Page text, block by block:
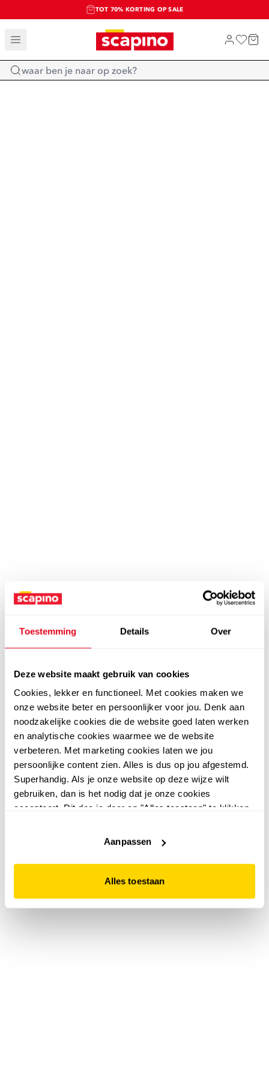
Toestemming Details Over
Deze website maakt gebruik van cookies
Cookies, lekker en functioneel. Met cookies maken we
onze website beter en persoonlijker voor jou. Denk aan
noodzakelijke cookies die de website goed laten werken
en analytische cookies waarmee we de website
verbeteren. Met marketing cookies laten we jou
persoonlijke content zien. Alles is dus op jou afgestemd.
Superhandig. Als je onze website op deze wijze wilt
gebruiken, dan is het nodig dat je onze cookies
accepteert. Dit doe je door op "Alles toestaan" te klikken.
website niet optimaal functioneert.
Aanpassen
Alles toestaan
TOT 70% KORTING OP SALE
SALE: LAATSTE KANS!
SHOP NIEUW
Home